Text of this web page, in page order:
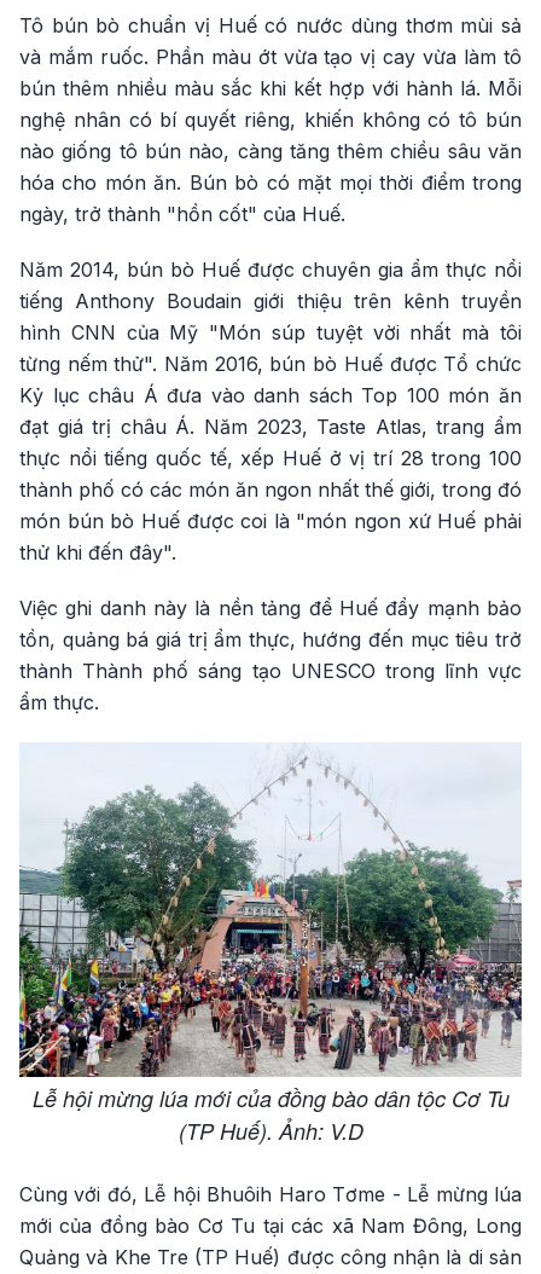
Tô bún bò chuẩn vị Huế có nước dùng thơm mùi sả
và mắm ruốc. Phần màu ớt vừa tạo vị cay vừa làm tô
bún thêm nhiều màu sắc khi kết hợp với hành lá. Mỗi
nghệ nhân có bí quyết riêng, khiến không có tô bún
nào giống tô bún nào, càng tăng thêm chiều sâu văn
hóa cho món ăn. Bún bò có mặt mọi thời điểm trong
ngày, trở thành "hồn cốt" của Huế.
Năm 2014, bún bò Huế được chuyên gia ẩm thực nổi
tiếng Anthony Boudain giới thiệu trên kênh truyền
hình CNN của Mỹ "Món súp tuyệt vời nhất mà tôi
từng nếm thử". Năm 2016, bún bò Huế được Tổ chức
Kỷ lục châu Á đưa vào danh sách Top 100 món ăn
đạt giá trị châu Á. Năm 2023, Taste Atlas, trang ẩm
thực nổi tiếng quốc tế, xếp Huế ở vị trí 28 trong 100
thành phố có các món ăn ngon nhất thế giới, trong đó
món bún bò Huế được coi là "món ngon xứ Huế phải
thử khi đến đây".
Việc ghi danh này là nền tảng để Huế đẩy mạnh bảo
tồn, quảng bá giá trị ẩm thực, hướng đến mục tiêu trở
thành Thành phố sáng tạo UNESCO trong lĩnh vực
ẩm thực.
Lễ hội mừng lúa mới của đồng bào dân tộc Cơ Tu
(TP Huế). Ảnh: V.D
Cùng với đó, Lễ hội Bhuôih Haro Tơme - Lễ mừng lúa
mới của đồng bào Cơ Tu tại các xã Nam Đông, Long
Quảng và Khe Tre (TP Huế) được công nhận là di sản